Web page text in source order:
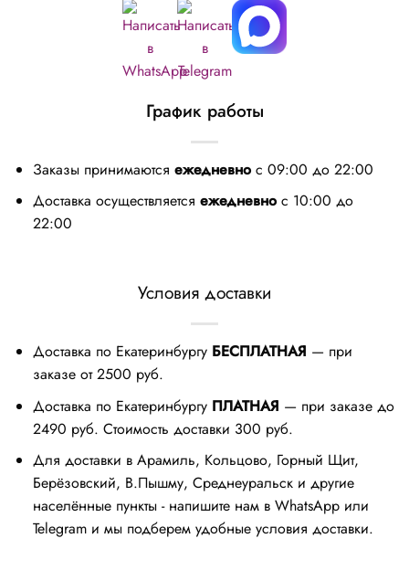
График работы
Заказы принимаются ежедневнос 09:00 до 22:00
Доставка осуществляется ежедневнос 10:00 до
22:00
Условия доставки
Доставка по Екатеринбургу БЕСПЛАТНАЯ — при
заказе от 2500 руб.
Доставка по Екатеринбургу ПЛАТНАЯ — при заказе до
2490 руб. Стоимость доставки 300 руб.
Для доставки в Арамиль, Кольцово, Горный Щит,
Берёзовский, В.Пышму, Среднеуральск и другие
населённые пункты - напишите нам в WhatsApp или
Telegram и мы подберем удобные условия доставки.